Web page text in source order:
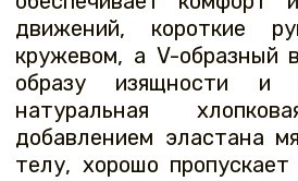
движений, короткие
кружевом, а V-образный
образу изящности и
натуральная
добавлением эластана
телу, хорошо